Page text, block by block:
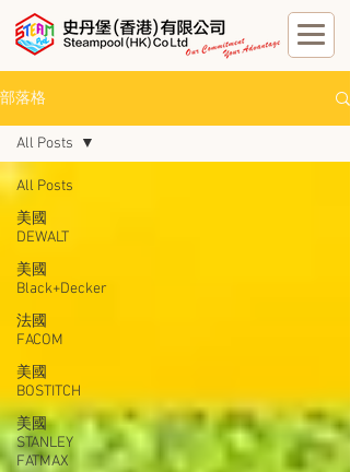
部落格
All Posts
美國
DEWALT
美國
Black+Decker
法國
FACOM
美國
BOSTITCH
美國
STANLEY
FATMAX
All Posts